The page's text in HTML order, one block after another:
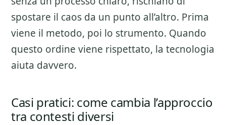
spostare il caos da un punto all’altro. Prima
viene il metodo, poi lo strumento. Quando
questo ordine viene rispettato, la tecnologia
aiuta davvero.
Casi pratici: come cambia l’approccio
tra contesti diversi